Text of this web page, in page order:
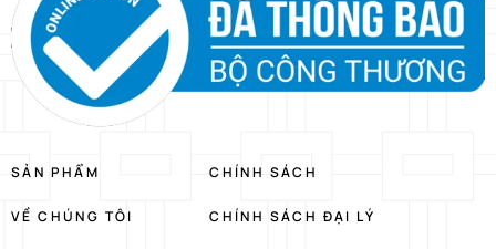
SẢN PHẨM
VỀ CHÚNG TÔI
CHÍNH SÁCH
CHÍNH SÁCH ĐẠI LÝ